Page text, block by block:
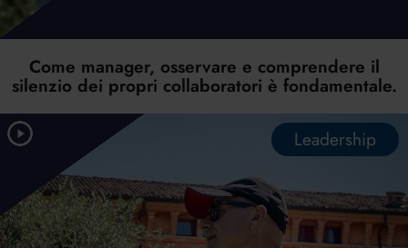
Come manager, osservare e comprendere il
silenzio dei propri collaboratori è fondamentale.
Leadership